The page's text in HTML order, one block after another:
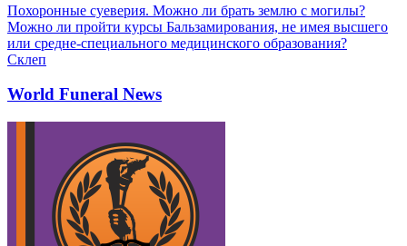
Похоронные суеверия. Можно ли брать землю с могилы?
Можно ли пройти курсы Бальзамирования, не имея высшего
или средне-специального медицинского образования?
Склеп
World Funeral News